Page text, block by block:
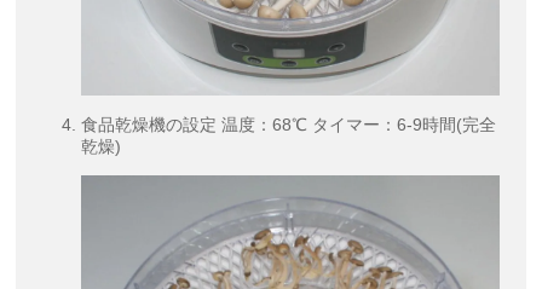
食品乾燥機の設定 温度：68℃ タイマー：6-9時間(完全
乾燥)